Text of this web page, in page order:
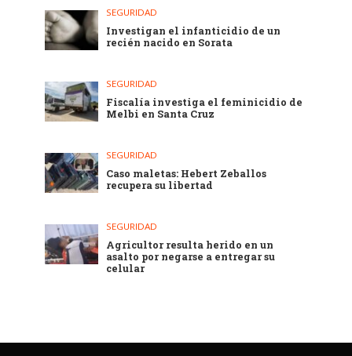
SEGURIDAD
Investigan el infanticidio de un
recién nacido en Sorata
SEGURIDAD
Fiscalía investiga el feminicidio de
Melbi en Santa Cruz
SEGURIDAD
Caso maletas: Hebert Zeballos
recupera su libertad
SEGURIDAD
Agricultor resulta herido en un
asalto por negarse a entregar su
celular